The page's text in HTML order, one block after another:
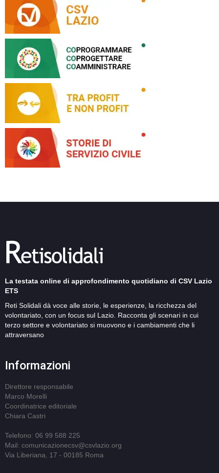
La testata online di approfondimento quotidiano di CSV Lazio
ETS
Reti Solidali dà voce alle storie, le esperienze, la ricchezza del
volontariato, con un focus sul Lazio. Racconta gli scenari in cui
terzo settore e volontariato si muovono e i cambiamenti che li
attraversano
Informazioni
Direttore responsabile
Marco Morelli
Coordinatrice editoriale
Chiara Castri
Telefono: 06 99 588 225
Mail: comunicazionecsv@csvlazio.org
Via Liberiana, 17 - 00185 Roma